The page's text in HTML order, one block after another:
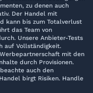
zu denen auch
Der Handel mit
kann bis zum Totalverlust
das Team von
Unsere Anbieter-Tests
auf Vollständigkeit.
mit den
durch Provisionen.
auch den
birgt Risiken. Handle